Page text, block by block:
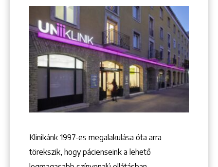
+36 1 222 7250
+36 1 222 9150
1148 Budapest, Örs vezér tere 2.
Klinikánk 1997-­es megalakulása óta arra
törekszik, hogy pácienseink a lehető